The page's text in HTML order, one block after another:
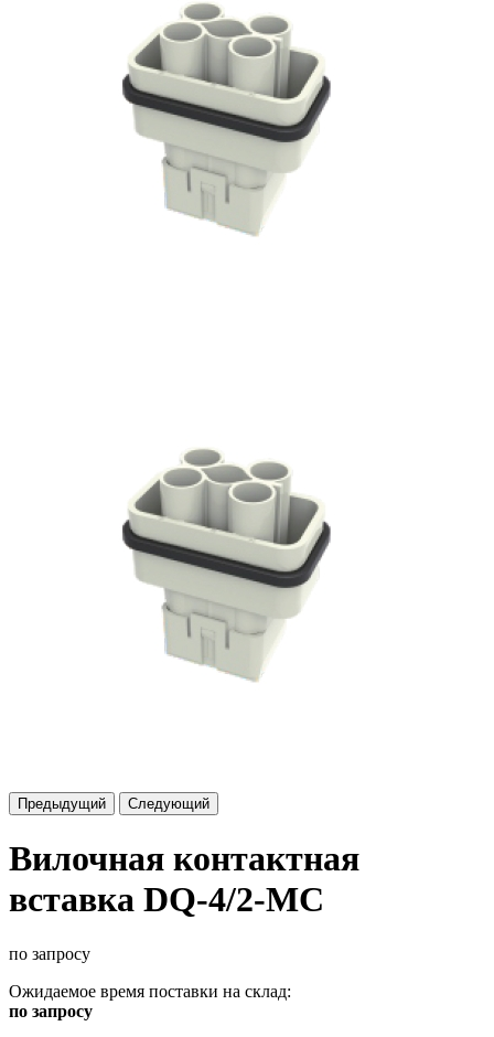
Предыдущий Следующий
Вилочная контактная
вставка DQ-4/2-MC
по запросу
Ожидаемое время поставки на склад:
по запросу